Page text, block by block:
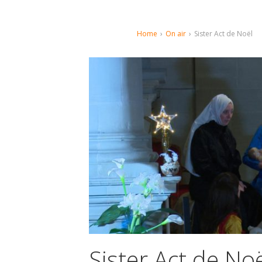
Home › On air › Sister Act de Noël